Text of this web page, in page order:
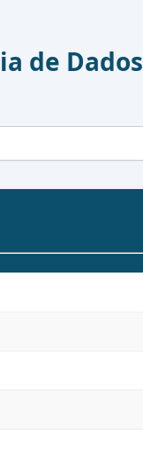
de Dados